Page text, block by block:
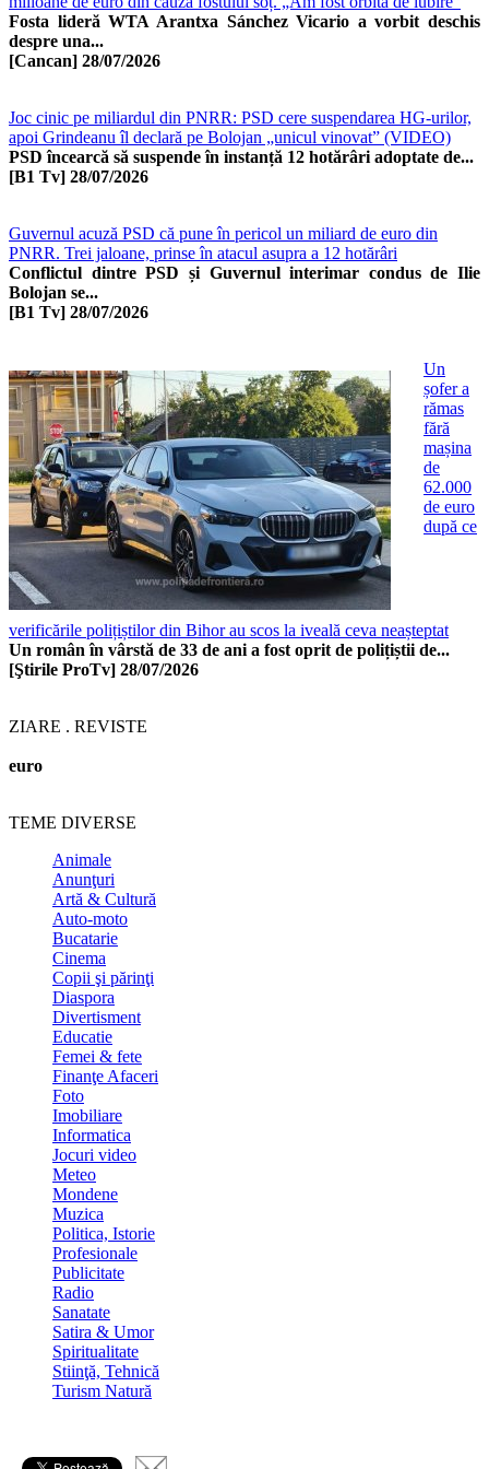
Fosta lideră WTA Arantxa Sánchez Vicario a vorbit deschis
despre una...
[Cancan] 28/07/2026
Joc cinic pe miliardul din PNRR: PSD cere suspendarea HG-urilor,
apoi Grindeanu îl declară pe Bolojan „unicul vinovat” (VIDEO)
PSD încearcă să suspende în instanță 12 hotărâri adoptate de...
[B1 Tv] 28/07/2026
Guvernul acuză PSD că pune în pericol un miliard de euro din
PNRR. Trei jaloane, prinse în atacul asupra a 12 hotărâri
Conflictul dintre PSD și Guvernul interimar condus de Ilie
Bolojan se...
[B1 Tv] 28/07/2026
Un
șofer a
rămas
fără
mașina
de
62.000
de euro
după ce
verificările polițiștilor din Bihor au scos la iveală ceva neașteptat
Un român în vârstă de 33 de ani a fost oprit de polițiștii de...
[Ştirile ProTv] 28/07/2026
ZIARE . REVISTE
euro
TEME DIVERSE
Animale
Anunţuri
Artă & Cultură
Auto-moto
Bucatarie
Cinema
Copii şi părinţi
Diaspora
Divertisment
Educatie
Femei & fete
Finanţe Afaceri
Foto
Imobiliare
Informatica
Jocuri video
Meteo
Mondene
Muzica
Politica, Istorie
Profesionale
Publicitate
Radio
Sanatate
Satira & Umor
Spiritualitate
Stiinţă, Tehnică
Turism Natură